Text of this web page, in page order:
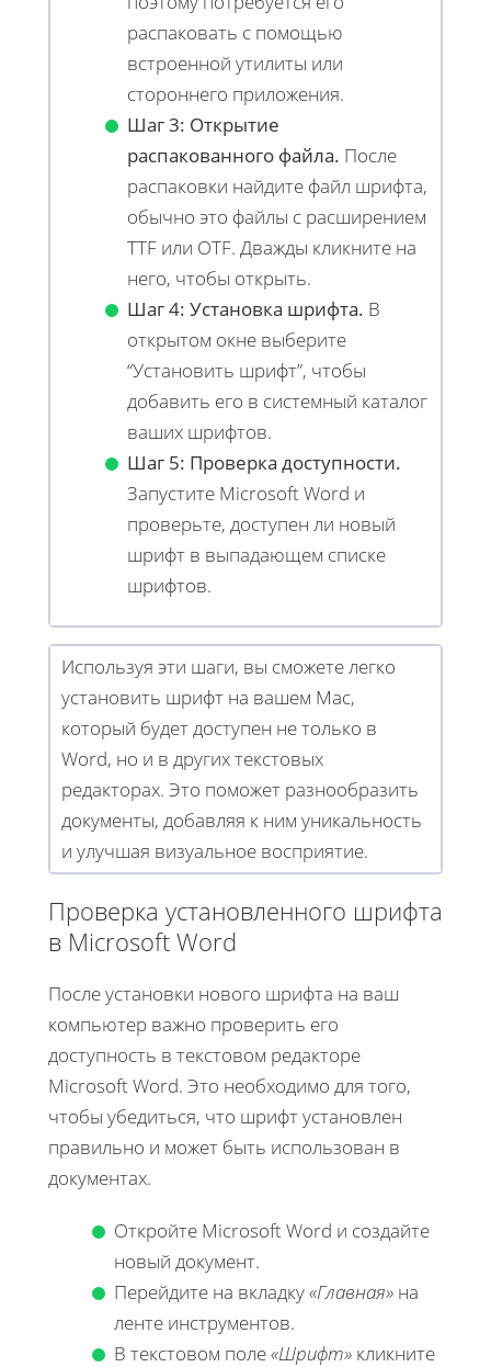
распаковать с помощью
встроенной утилиты или
стороннего приложения.
Шаг 3: Открытие
распакованного файла. После
распаковки найдите файл шрифта,
обычно это файлы с расширением
TTF или OTF. Дважды кликните на
него, чтобы открыть.
Шаг 4: Установка шрифта. В
открытом окне выберите
“Установить шрифт”, чтобы
добавить его в системный каталог
ваших шрифтов.
Шаг 5: Проверка доступности.
Запустите Microsoft Word и
проверьте, доступен ли новый
шрифт в выпадающем списке
шрифтов.
Используя эти шаги, вы сможете легко
установить шрифт на вашем Mac,
который будет доступен не только в
Word, но и в других текстовых
редакторах. Это поможет разнообразить
документы, добавляя к ним уникальность
и улучшая визуальное восприятие.
Проверка установленного шрифта
в Microsoft Word
После установки нового шрифта на ваш
компьютер важно проверить его
доступность в текстовом редакторе
Microsoft Word. Это необходимо для того,
чтобы убедиться, что шрифт установлен
правильно и может быть использован в
документах.
Откройте Microsoft Word и создайте
новый документ.
Перейдите на вкладку«Главная» на
ленте инструментов.
В текстовом поле«Шрифт» кликните